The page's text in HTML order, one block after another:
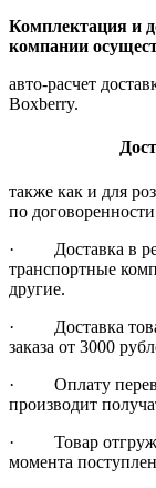
Комплектация и
компании
авто-расчет
Boxberry.
также как и для
по
· Доставка в
транспортные
другие.
· Доставка
заказа от 3000
· Оплату
производит
· Товар
момента